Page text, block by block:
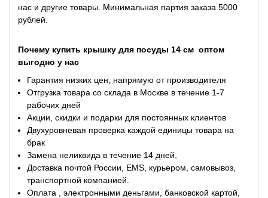
нас и другие товары. Минимальная партия заказа 5000
рублей.
Почему купить крышку для посуды 14 см оптом
выгодно у нас
Гарантия низких цен, напрямую от производителя
Отгрузка товара со склада в Москве в течение 1-7
рабочих дней
Акции, скидки и подарки для постоянных клиентов
Двухуровневая проверка каждой единицы товара на
брак
Замена неликвида в течение 14 дней,
Доставка почтой России, EMS, курьером, самовывоз,
транспортной компанией.
Оплата , электронными деньгами, банковской картой,